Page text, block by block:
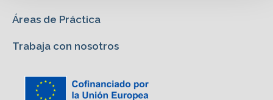
Áreas de Práctica
Trabaja con nosotros